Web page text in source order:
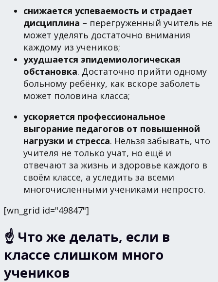
снижается успеваемость и страдает
дисциплина – перегруженный учитель не
может уделять достаточно внимания
каждому из учеников;
ухудшается эпидемиологическая
обстановка. Достаточно прийти одному
больному ребёнку, как вскоре заболеть
может половина класса;
ускоряется профессиональное
выгорание педагогов от повышенной
нагрузки и стресса. Нельзя забывать, что
учителя не только учат, но ещё и
отвечают за жизнь и здоровье каждого в
своём классе, а уследить за всеми
многочисленными учениками непросто.
[wn_grid id="49847"]
☝️ Что же делать, если в
классе слишком много
учеников